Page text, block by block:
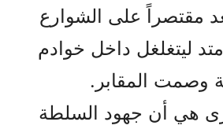
مقتصراً على الشوارع
ليتغلغل داخل خوادم
وصمت المقابر.
هي أن جهود السلطة